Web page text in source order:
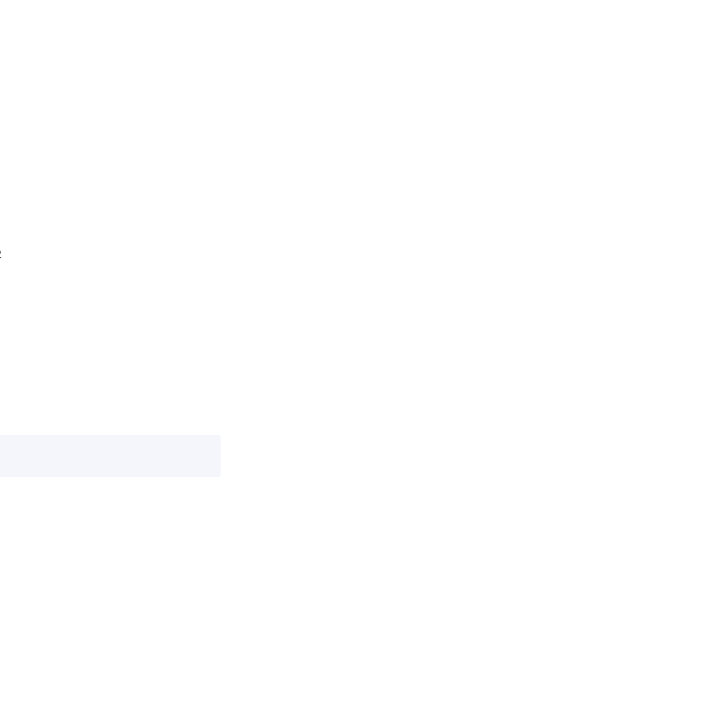
снимает раздражение и увлажняет кожу, способствует
не оставляя следов на коже.
травм и проблем с кожей, но и подходит для регулярного
чувствительностью к входящим в состав средства веществам.
биохимических процессов в тканях и сопровождается активацией
чего происходит быстрое очищение раны. Пена снижает болевые
восстановления биохимического баланса в пораженных тканях. Спрей
в очень высокой концентрации (8%). Благодаря своим химическим
заживлению кожных повреждений, как поверхностных, так и
ним слой дермы. Д-пантенол облегчает раздражение и воспаление
внутри. В организме Д-пантенол превращается в витамин В5,
травм, а в составе легкой пены этот незаменимый компонент
эфирные и базовые масла, обладающие полезными свойствами,
тонизирующими, противовоспалительными, бактерицидными
розы заживляет и успокаивает. Эфирное масло чайного дерева имеет
свойства, защищает кожу с поврежденным защитным слоем от
противоотечное и детоксикационное действие, устраняет
и предупреждает появление покраснений, шелушения и
помогая скорейшему заживлению ран.